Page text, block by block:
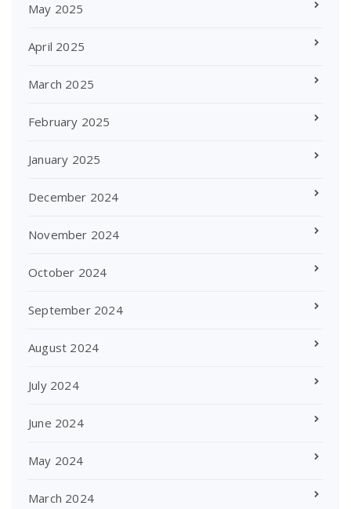
May 2025
April 2025
March 2025
February 2025
January 2025
December 2024
November 2024
October 2024
September 2024
August 2024
July 2024
June 2024
May 2024
March 2024